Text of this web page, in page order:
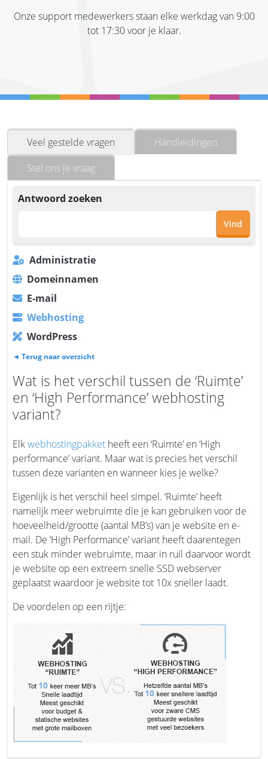
Onze support medewerkers staan elke werkdag van 9:00
tot 17:30 voor je klaar.
Veel gestelde vragen
Handleidingen
Stel ons je vraag
Antwoord zoeken
Vind
Administratie
Domeinnamen
E-mail
Webhosting
WordPress
◄ Terug naar overzicht
Wat is het verschil tussen de ‘Ruimte’
en ‘High Performance’ webhosting
variant?
Elkwebhostingpakket heeft een ‘Ruimte’ en ‘High
performance’ variant. Maar wat is precies het verschil
tussen deze varianten en wanneer kies je welke?
Eigenlijk is het verschil heel simpel. ‘Ruimte’ heeft
namelijk meer webruimte die je kan gebruiken voor de
hoeveelheid/grootte (aantal MB’s) van je website en e-
mail. De ‘High Performance’ variant heeft daarentegen
een stuk minder webruimte, maar in ruil daarvoor wordt
je website op een extreem snelle SSD webserver
geplaatst waardoor je website tot 10x sneller laadt.
De voordelen op een rijtje: